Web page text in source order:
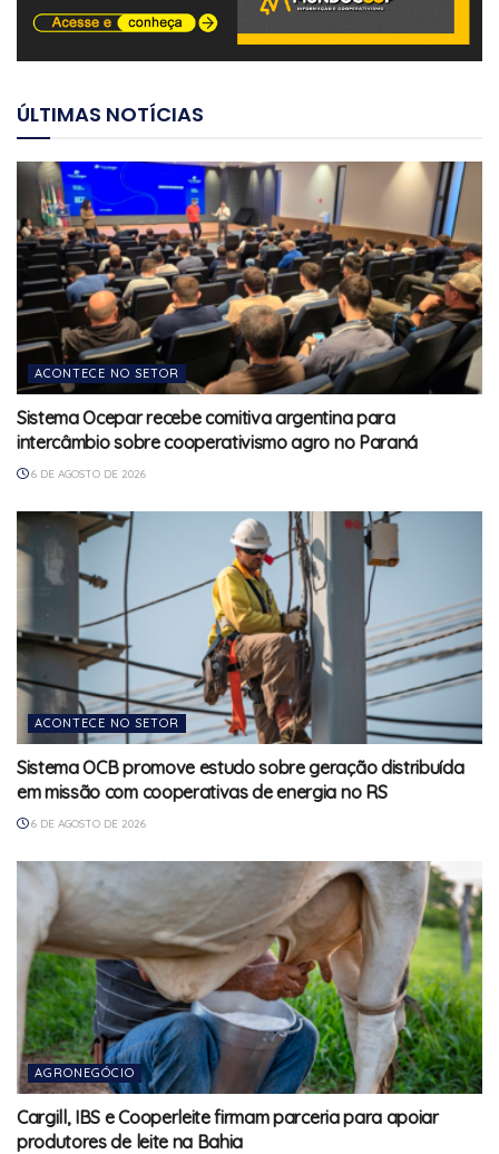
ÚLTIMAS NOTÍCIAS
ACONTECE NO SETOR
Sistema Ocepar recebe comitiva argentina para
intercâmbio sobre cooperativismo agro no Paraná
6 DE AGOSTO DE 2026
ACONTECE NO SETOR
Sistema OCB promove estudo sobre geração distribuída
em missão com cooperativas de energia no RS
6 DE AGOSTO DE 2026
AGRONEGÓCIO
Cargill, IBS e Cooperleite firmam parceria para apoiar
produtores de leite na Bahia